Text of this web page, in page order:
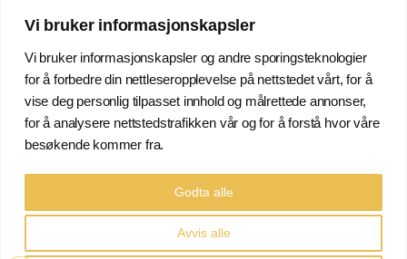
Vi bruker informasjonskapsler
Vi bruker informasjonskapsler og andre sporingsteknologier
for å forbedre din nettleseropplevelse på nettstedet vårt, for å
vise deg personlig tilpasset innhold og målrettede annonser,
for å analysere nettstedstrafikken vår og for å forstå hvor våre
besøkende kommer fra.
Godta alle
Avvis alle
TELEFON:
+ 47 715 40 000
EPOST :
POSTMASTER@NORTHSHIPPING.NO